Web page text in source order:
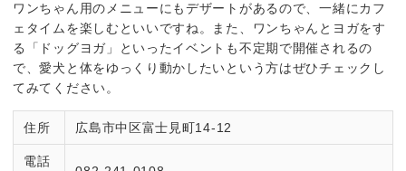
ワンちゃん用のメニューにもデザートがあるので、一緒にカフ
ェタイムを楽しむといいですね。また、ワンちゃんとヨガをす
る「ドッグヨガ」といったイベントも不定期で開催されるの
で、愛犬と体をゆっくり動かしたいという方はぜひチェックし
てみてください。
住所 広島市中区富士見町14-12
電話